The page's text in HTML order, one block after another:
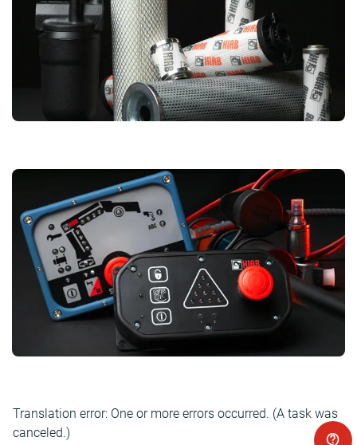
Translation error: One or more errors occurred. (A task was
canceled.)